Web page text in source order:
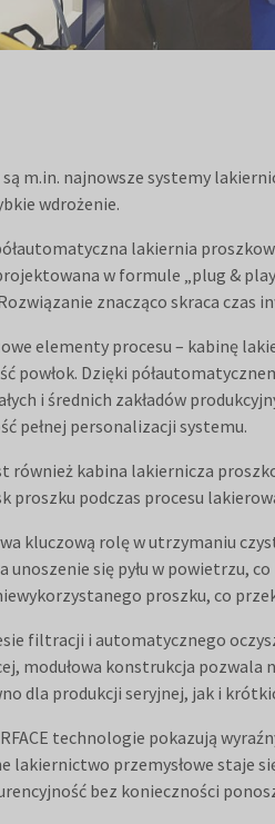
m.in. najnowsze systemy
wdrożenie.
lakiernia
w formule „plug &
znacząco skraca
elementy procesu – kabinę
powłok. Dzięki
i średnich zakładów
pełnej personalizacji systemu.
również kabina lakiernicza
proszku podczas procesu
kluczową rolę w utrzymaniu
się pyłu w powietrzu,
proszku, co
filtracji i automatycznego
modułowa konstrukcja
dla produkcji seryjnej, jak i
technologie pokazują
lakiernictwo przemysłowe staje
bez konieczności